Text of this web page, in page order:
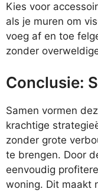
Kies voor
als je muren om
voeg af en toe
zonder
Conclusie:
Samen vormen
krachtige
zonder grote
te brengen. Door
eenvoudig
woning. Dit maakt